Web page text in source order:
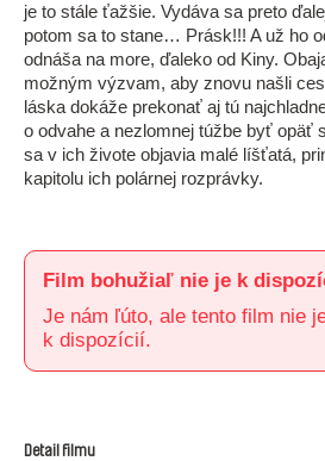
je to stále ťažšie. Vydáva sa preto
potom sa to stane… Prásk!!! A už ho
odnáša na more, ďaleko od Kiny.
možným výzvam, aby znovu našli
láska dokáže prekonať aj tú
o odvahe a nezlomnej túžbe byť opäť
sa v ich živote objavia malé líšťatá,
kapitolu ich polárnej rozprávky.
Film bohužiaľ nie je k
Je nám ľúto, ale tento film nie
k dispozícií.
Detail filmu